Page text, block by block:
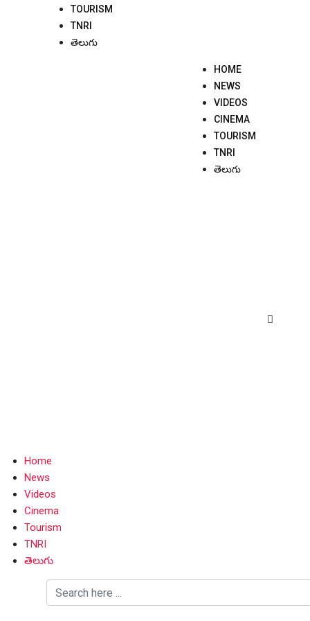
TOURISM
TNRI
తెలుగు
HOME
NEWS
VIDEOS
CINEMA
TOURISM
TNRI
తెలుగు
Home
News
Videos
Cinema
Tourism
TNRI
తెలుగు